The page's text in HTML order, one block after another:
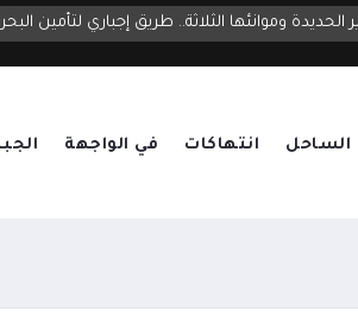
الحديدة وموانئها الثلاثة.. طريق إجباري لتأمين
الساحل انتهاكات في الواجهة